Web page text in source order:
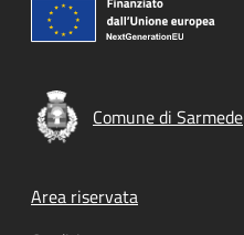
Comune di Sarmede
Footer menu
Area riservata